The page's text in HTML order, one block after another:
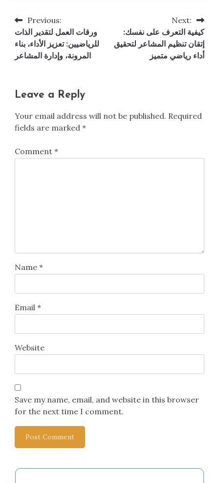
Post
navigation
Previous:
ورقات العمل لتقدير الذات
للرياضيين: تعزيز الأداء، بناء
المرونة، وإدارة المشاعر
Next:
كيفية التعرف على نفسك:
إتقان تنظيم المشاعر لتحقيق
أداء رياضي متميز
Leave a Reply
Your email address will not be published. Required
fields are marked *
Comment *
Name *
Email *
Website
Save my name, email, and website in this browser
for the next time I comment.